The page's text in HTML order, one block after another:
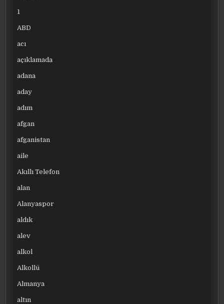
1
ABD
acı
açıklamada
adana
aday
adım
afgan
afganistan
aile
Akıllı Telefon
alan
Alanyaspor
aldık
alev
alkol
Alkollü
Almanya
altın